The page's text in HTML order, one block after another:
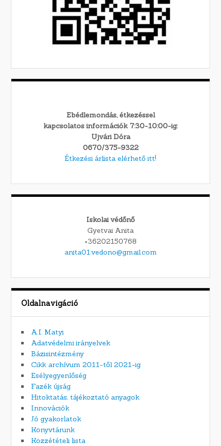
Ebédlemondás, étkezéssel
kapcsolatos információk 7:30-10:00-ig:
Ujvári Dóra
0670/375-9322
Étkezési árlista elérhető itt!
Iskolai védőnő
Gyetvai Anita
+36202150768
anita01.vedono@gmail.com
Oldalnavigáció
A.I. Matyi
Adatvédelmi irányelvek
Bázisintézmény
Cikk archívum 2011-től 2021-ig
Esélyegyenlőség
Fazék újság
Hitoktatás, tájékoztató anyagok
Innovációk
Jó gyakorlatok
Könyvtárunk
Közzétételi lista